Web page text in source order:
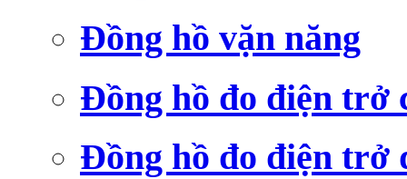
Đồng hồ vặn năng
Đồng hồ đo điện trở
Đồng hồ đo điện trở